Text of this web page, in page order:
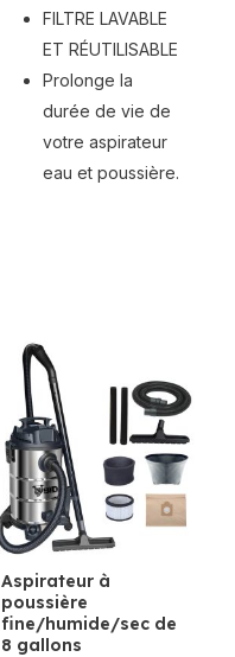
FILTRE LAVABLE
ET RÉUTILISABLE
Prolonge la
durée de vie de
votre aspirateur
eau et poussière.
Aspirateur à
poussière
fine/humide/sec de
8 gallons